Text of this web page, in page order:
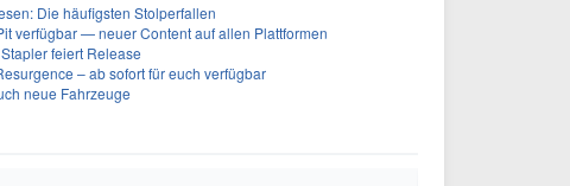
Die häufigsten Stolperfallen
verfügbar — neuer Content auf allen Plattformen
feiert Release
– ab sofort für euch verfügbar
neue Fahrzeuge